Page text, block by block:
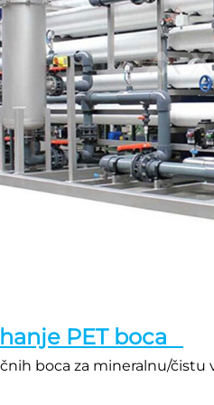
PET boca
boca za mineralnu/